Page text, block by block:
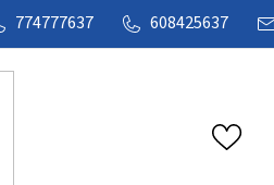
608425637
774777637